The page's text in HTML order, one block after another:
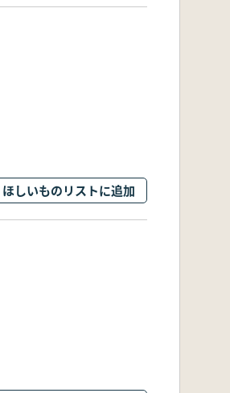
ほしいものリストに追加